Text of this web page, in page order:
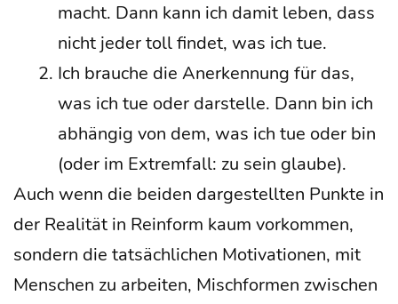
macht. Dann kann ich damit leben, dass
nicht jeder toll fin­det, was ich tue.
Ich brau­che die Aner­ken­nung für das,
was ich tue oder dar­stel­le. Dann bin ich
abhän­gig von dem, was ich tue oder bin
(oder im Extrem­fall: zu sein glau­be).
Auch wenn die bei­den dar­ge­stell­ten Punk­te in
der Rea­li­tät in Rein­form kaum vor­kom­men,
son­dern die tat­säch­li­chen Moti­va­tio­nen, mit
Men­schen zu arbei­ten, Misch­for­men zwi­schen